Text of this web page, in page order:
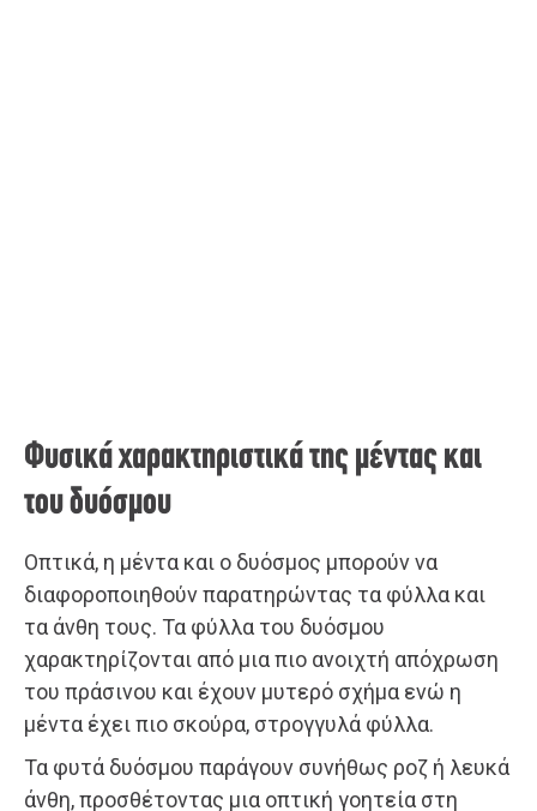
Φυσικά χαρακτηριστικά της μέντας και
του δυόσμου
Οπτικά, η μέντα και ο δυόσμος μπορούν να
διαφοροποιηθούν παρατηρώντας τα φύλλα και
τα άνθη τους. Τα φύλλα του δυόσμου
χαρακτηρίζονται από μια πιο ανοιχτή απόχρωση
του πράσινου και έχουν μυτερό σχήμα ενώ η
μέντα έχει πιο σκούρα, στρογγυλά φύλλα.
Τα φυτά δυόσμου παράγουν συνήθως ροζ ή λευκά
άνθη, προσθέτοντας μια οπτική γοητεία στη